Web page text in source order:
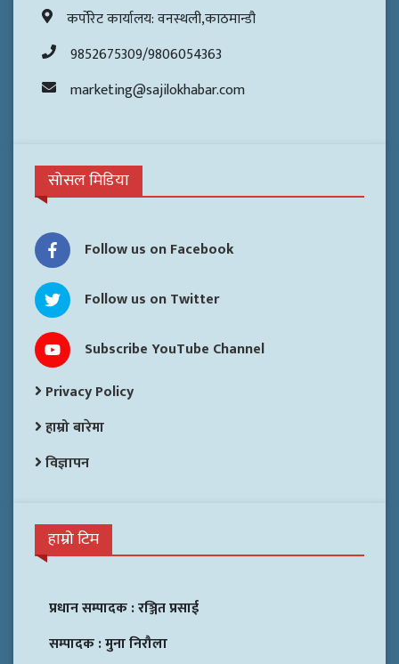
कर्पोरेट कार्यालय: वनस्थली,काठमान्डौ
9852675309/9806054363
marketing@sajilokhabar.com
सोसल मिडिया
Follow us on Facebook
Follow us on Twitter
Subscribe YouTube Channel
Privacy Policy
हाम्रो बारेमा
विज्ञापन
हाम्रो टिम
प्रधान सम्पादक :रञ्जित प्रसाई
सम्पादक :मुना निरौला